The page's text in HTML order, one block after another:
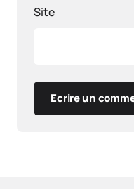
Site
Ecrire un